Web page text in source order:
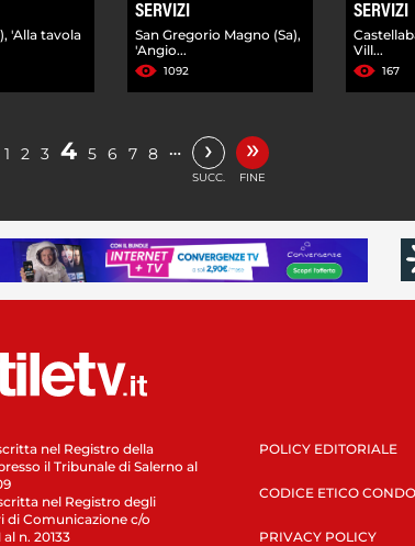
'Alla tavola
SERVIZI
San Gregorio Magno (Sa),
'Angio...
1092
SERVIZI
Vill...
167
1 2 3 4 5 6 7 8 … ›
SUCC.
»
FINE
nel Registro della
il Tribunale di Salerno al
nel Registro degli
di Comunicazione c/o
al n. 20133
POLICY EDITORIALE
CODICE ETICO
PRIVACY POLICY